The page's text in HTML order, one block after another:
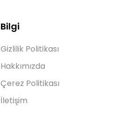
Bilgi
Gizlilik Politikası
Hakkımızda
Çerez Politikası
İletişim